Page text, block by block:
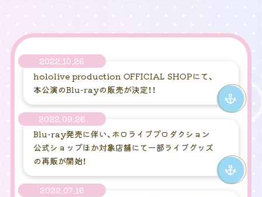
hololive production OFFICIAL SHOPにて、
本公演のBlu-rayの販売が決定！！
2022.10.26
Blu-ray発売に伴い、ホロライブプロダクション
公式ショップほか対象店舗にて一部ライブグッズ
の再販が開始！
2022.09.26
2022.07.16